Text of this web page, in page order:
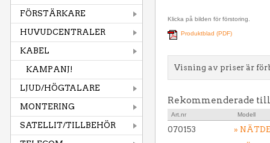
FÖRSTÄRKARE
HUVUDCENTRALER
KABEL
KAMPANJ!
LJUD/HÖGTALARE
MONTERING
SATELLIT/TILLBEHÖR
Klicka på bilden för förstoring.
Produktblad (PDF)
Visning av priser är
Rekommenderade
Art.nr Modell
070153
»